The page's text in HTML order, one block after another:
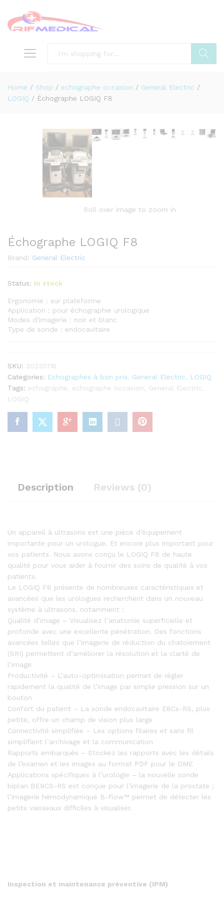
Home / Shop / echographe occasion / General Electric /
LOGIQ / Échographe LOGIQ F8
Roll over image to zoom in
Échographe LOGIQ F8
Brand: General Electric
Status: In stock
Ergonomie : sur plateforme
Application : pour échographie urologique
Modes d’imagerie : noir et blanc
Type de sonde : endocavitaire
SKU: 20230118
Categories: Echographes à bon prix, General Electric, LOGIQ
Tags: echographe, echographe occasion, General Electric,
LOGIQ
Description Reviews (0)
Un appareil à ultrasons est une pièce d’équipement
importante pour un urologue. Et encore plus important pour
vos patients. Nous avons conçu le LOGIQ F8 de haute
qualité pour vous aider à fournir des soins de qualité à vos
patients.
Le LOGIQ F8 présente de nombreuses caractéristiques et
avancées que les urologues recherchent dans un nouveau
système à ultrasons, notamment :
Qualité d’image – Visualisez l’anatomie superficielle et
profonde avec une excellente pénétration. Des fonctions
avancées telles que l’imagerie de réduction du chatoiement
(SRI) permettent d’améliorer la résolution et la clarté de
l’image
Productivité – L’auto-optimisation permet de régler
rapidement la qualité de l’image par simple pression sur un
bouton
Confort du patient – La sonde endocavitaire E8Cs-RS, plus
petite, offre un champ de vision plus large
Connectivité simplifiée – Les options filaires et sans fil
simplifient l’archivage et la communication
Rapports embarqués – Stockez les rapports avec les détails
de l’examen et les images au format PDF pour le DME
Applications spécifiques à l’urologie – la nouvelle sonde
biplan BE9CS-RS est conçue pour l’imagerie de la prostate ;
l’imagerie hémodynamique B-flow™ permet de détecter les
petits vaisseaux difficiles à visualiser.
Inspection et maintenance préventive (IPM)